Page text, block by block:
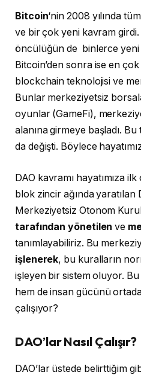
Bitcoin‘nin 2008 yılında
ve bir çok yeni kavram girdi.
öncülüğün de binlerce yeni
Bitcoin’den sonra ise en
blockchain teknolojisi ve
Bunlar merkeziyetsiz
oyunlar (GameFi),
alanına girmeye başladı.
da değişti. Böylece
DAO kavramı hayatımıza
blok zincir ağında
Merkeziyetsiz Otonom
tarafından yönetilenve
tanımlayabiliriz. Bu
işlenerek, bu kuralların
işleyen bir sistem oluyor.
hem de insan gücünü
çalışıyor?
DAO’lar Nasıl Çalışır?
DAO’lar üstede belirttiğim